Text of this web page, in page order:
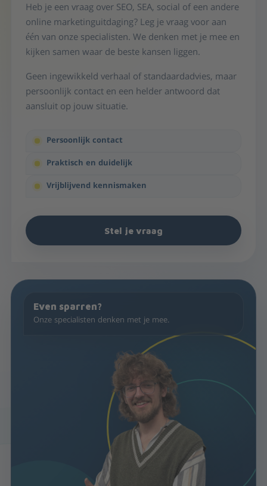
Heb je een vraag over SEO, SEA, social of een andere
online marketinguitdaging? Leg je vraag voor aan
één van onze specialisten. We denken met je mee en
kijken samen waar de beste kansen liggen.
Geen ingewikkeld verhaal of standaardadvies, maar
persoonlijk contact en een helder antwoord dat
aansluit op jouw situatie.
Persoonlijk contact
Praktisch en duidelijk
Vrijblijvend kennismaken
Stel je vraag
Even sparren?
Onze specialisten denken met je mee.